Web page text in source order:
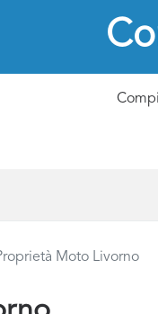
Moto Livorno